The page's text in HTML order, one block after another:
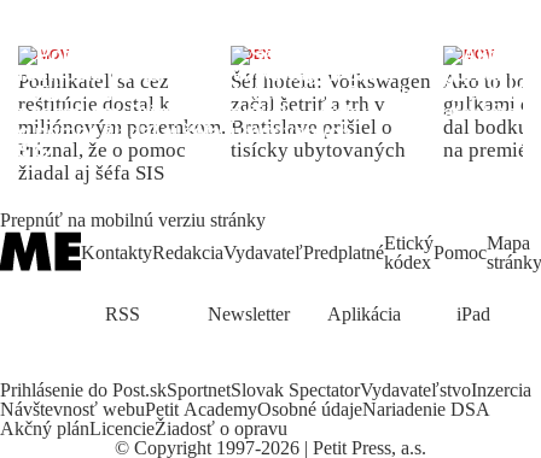
DOMOV
Podnikateľ sa cez
reštitúcie dostal k
miliónovým pozemkom.
Priznal, že o pomoc
žiadal aj šéfa SIS
INDEX
Šéf hotela: Volkswagen
začal šetriť a trh v
Bratislave prišiel o
tisícky ubytovaných
DOMOV
Ako to
guľkami
dal bodku
na
Prepnúť na mobilnú verziu stránky
KontaktyRedakciaVydavateľPredplatnéEtický
kódexPomocMapa
stránky
RSS Newsletter Aplikácia iPad
Prihlásenie do Post.skSportnetSlovak SpectatorVydavateľstvoInzercia
Návštevnosť webuPetit AcademyOsobné údajeNariadenie DSA
Akčný plánLicencieŽiadosť o opravu
© Copyright 1997-2026 | Petit Press, a.s.